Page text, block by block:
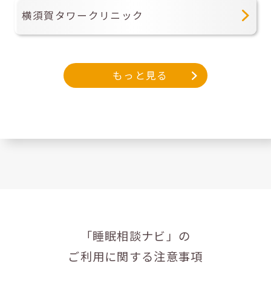
横須賀タワークリニック
もっと見る
「睡眠相談ナビ」の
ご利用に関する注意事項